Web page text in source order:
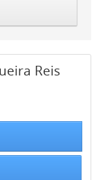
Reis